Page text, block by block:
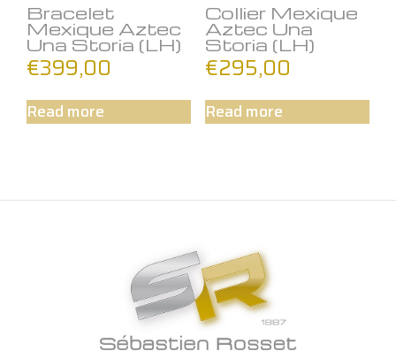
Bracelet
Mexique Aztec
Una Storia (LH)
€399,00
Read more
Collier Mexique
Aztec Una
Storia (LH)
€295,00
Read more